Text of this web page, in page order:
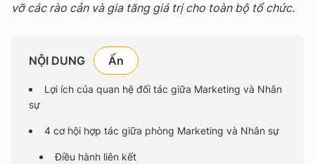
vỡ các rào cản và gia tăng giá trị cho toàn bộ tổ chức.
NỘI DUNG
Lợi ích của quan hệ đối tác giữa Marketing và Nhân
sự
4 cơ hội hợp tác giữa phòng Marketing và Nhân sự
Điều hành liên kết